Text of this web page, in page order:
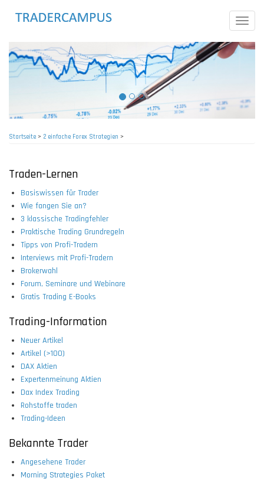
Toggle
Startseite> 2 einfache Forex Strategien >
Traden-Lernen
Basiswissen für Trader
Wie fangen Sie an?
3 klassische Tradingfehler
Praktische Trading Grundregeln
Tipps von Profi-Tradern
Interviews mit Profi-Tradern
Brokerwahl
Forum, Seminare und Webinare
Gratis Trading E-Books
Trading-Information
Neuer Artikel
Artikel (>100)
DAX Aktien
Expertenmeinung Aktien
Dax Index Trading
Rohstoffe traden
Trading-Ideen
Bekannte Trader
Angesehene Trader
Morning Strategies Paket